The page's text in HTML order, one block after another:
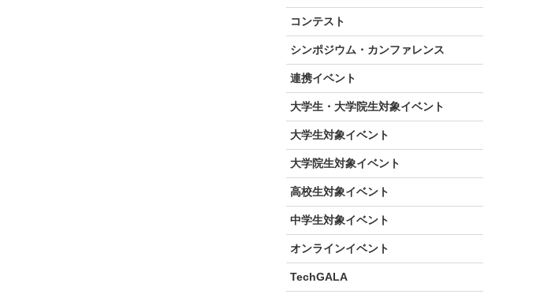
コンテスト
シンポジウム・カンファレンス
連携イベント
大学生・大学院生対象イベント
大学生対象イベント
大学院生対象イベント
高校生対象イベント
中学生対象イベント
オンラインイベント
TechGALA